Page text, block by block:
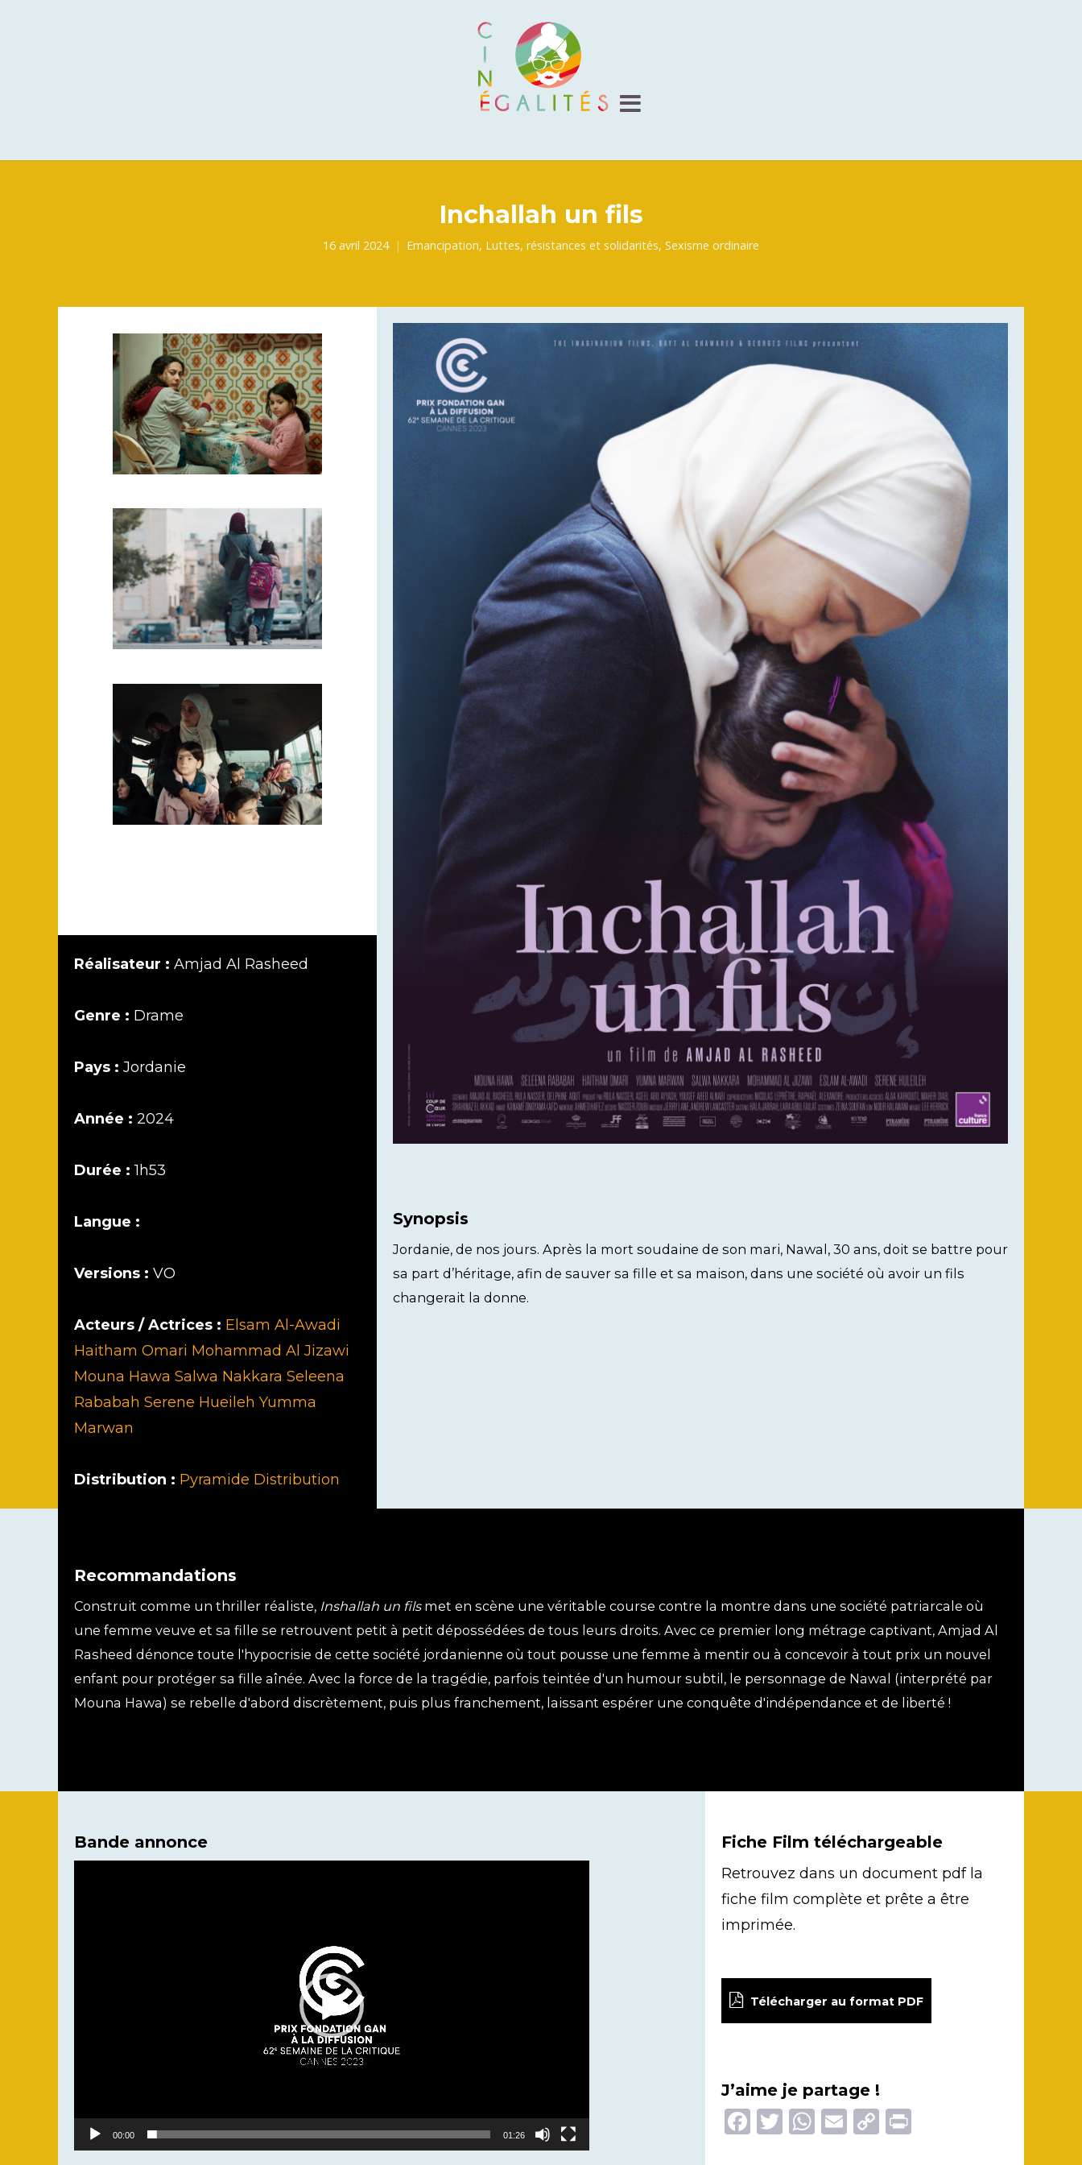
Inchallah un fils
16 avril 2024 Emancipation, Luttes, résistances et solidarités, Sexisme ordinaire
Réalisateur : Amjad Al Rasheed
Genre : Drame
Pays : Jordanie
Année : 2024
Durée :1h53
Langue :
Versions : VO
Acteurs / Actrices : Elsam Al-Awadi
Haitham Omari Mohammad Al Jizawi
Mouna Hawa Salwa Nakkara Seleena
Rababah Serene Hueileh Yumma
Marwan
Distribution : Pyramide Distribution
Synopsis
Jordanie, de nos jours. Après la mort soudaine de son mari, Nawal, 30 ans, doit se battre pour
sa part d’héritage, afin de sauver sa fille et sa maison, dans une société où avoir un fils
changerait la donne.
Recommandations
Construit comme un thriller réaliste, Inshallah un filsmet en scène une véritable course contre la montre dans une société patriarcale où
une femme veuve et sa fille se retrouvent petit à petit dépossédées de tous leurs droits. Avec ce premier long métrage captivant, Amjad Al
Rasheed dénonce toute l'hypocrisie de cette société jordanienne où tout pousse une femme à mentir ou à concevoir à tout prix un nouvel
enfant pour protéger sa fille aînée. Avec la force de la tragédie, parfois teintée d'un humour subtil, le personnage de Nawal (interprété par
Mouna Hawa) se rebelle d'abord discrètement, puis plus franchement, laissant espérer une conquête d'indépendance et de liberté !
Bande annonce
00:00 01:26
Fiche Film téléchargeable
Retrouvez dans un document pdf la
fiche film complète et prête a être
imprimée.
Télécharger au format PDF
J’aime je partage !
Facebook
Twitter
WhatsApp
Email
Copy